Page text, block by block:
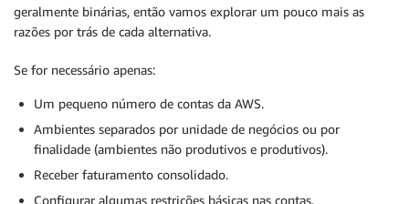
geralmente binárias, então vamos explorar um pouco mais as
razões por trás de cada alternativa.
Se for necessário apenas:
Um pequeno número de contas da AWS.
Ambientes separados por unidade de negócios ou por
finalidade (ambientes não produtivos e produtivos).
Receber faturamento consolidado.
Configurar algumas restrições básicas nas contas.